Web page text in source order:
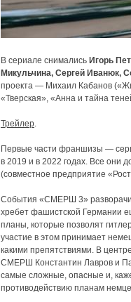
В сериале снимались Игорь
Микульчина, Сергей Иванюк,
проекта — Михаил Кабанов
«Тверская», «Анна и тайна
Трейлер.
Первые части франшизы —
в 2019 и в 2022 годах. Все они
(совместное предприятие
События «СМЕРШ 3»
хребет фашистской Германии
планы, которые позволят
участие в этом принимает
какими препятствиями. В
СМЕРШ Константин Лавров и
самые сложные, опасные и,
противодействию планам